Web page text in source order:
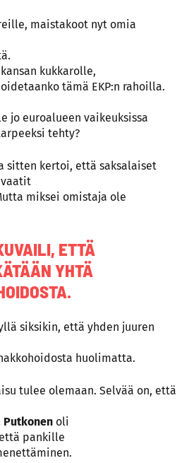
maistakoot nyt omia
kukkarolle,
tämä EKP:n rahoilla.
jo euroalueen vaikeuksissa
tehty?
sitten kertoi, että saksalaiset
miksei omistaja ole
ETTÄ
YHTÄ
siksikin, että yhden juuren
huolimatta.
tulee olemaan. Selvää on, että
Putkonen oli
pankille